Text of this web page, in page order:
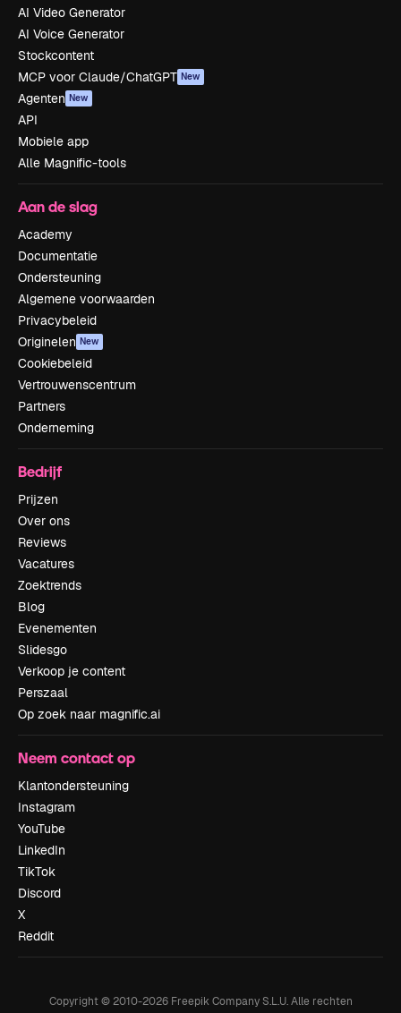
AI Video Generator
AI Voice Generator
Stockcontent
MCP voor Claude/ChatGPT New
Agenten New
API
Mobiele app
Alle Magnific-tools
Aan de slag
Academy
Documentatie
Ondersteuning
Algemene voorwaarden
Privacybeleid
Originelen New
Cookiebeleid
Vertrouwenscentrum
Partners
Onderneming
Bedrijf
Prijzen
Over ons
Reviews
Vacatures
Zoektrends
Blog
Evenementen
Slidesgo
Verkoop je content
Perszaal
Op zoek naar magnific.ai
Neem contact op
Klantondersteuning
Instagram
YouTube
LinkedIn
TikTok
Discord
X
Reddit
Copyright © 2010-2026Freepik Company S.L.U. Alle rechten